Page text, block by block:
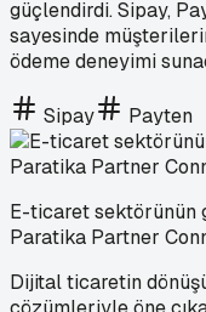
güçlendirdi. Sipay,
sayesinde
ödeme deneyimi
Sipay Payten
E-ticaret sektörünün
Paratika Partner
Dijital ticaretin